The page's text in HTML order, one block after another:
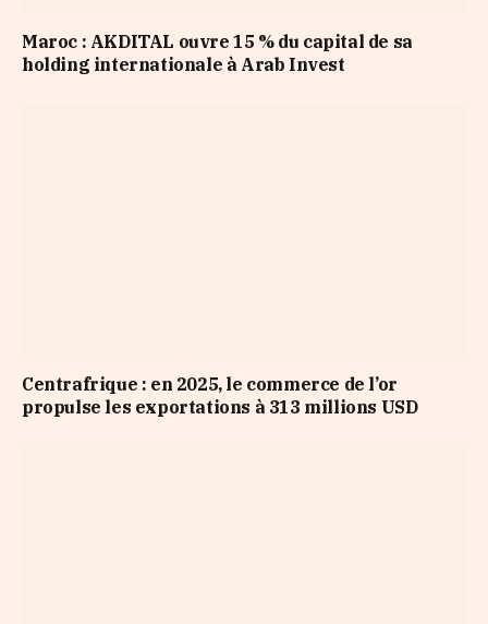
Maroc : AKDITAL ouvre 15 % du capital de sa
holding internationale à Arab Invest
Centrafrique : en 2025, le commerce de l’or
propulse les exportations à 313 millions USD